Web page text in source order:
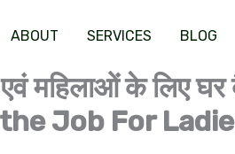
ABOUT SERVICES BLOG
एवं महिलाओं के लिए
Job For